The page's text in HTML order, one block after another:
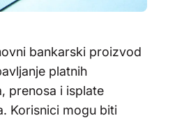
bankarski proizvod
platnih
prenosa i isplate
Korisnici mogu biti